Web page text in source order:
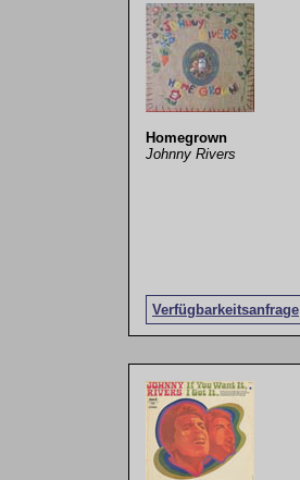
Homegrown
Johnny Rivers
Verfügbarkeitsanfrage